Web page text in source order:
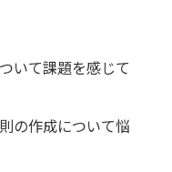
いて課題を感じて
の作成について悩